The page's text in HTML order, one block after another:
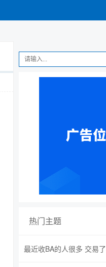
热门主题
最近收BA的人很多 交易